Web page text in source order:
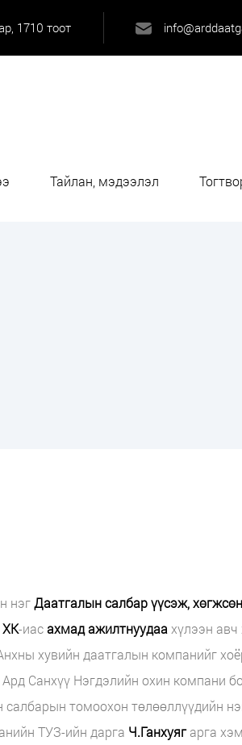
1710 тоот
Тайлан, мэдээлэл
нэгДаатгалын салбар үүсэж,
ХК-иасахмад ажилтнуудаа хүлээн авч
хувийн даатгалын компанийг
Санхүү Нэгдэлийн охин компани
томоохон төлөөллүүдийн
ТУЗ-ийн дарга Ч.Ганхуягарга